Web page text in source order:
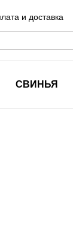
и доставка
СВИНЬЯ